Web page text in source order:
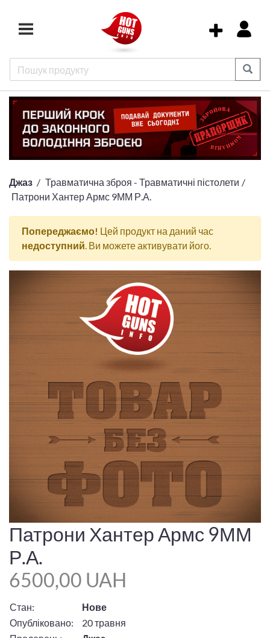
Джаз
Травматична зброя - Травматичні пістолети
Патрони Хантер Армс 9ММ Р.А.
Попереджаємо! Цей продукт на даний час
недоступний. Ви можете активувати його.
Патрони Хантер Армс 9ММ
Р.А.
6500,00 UAH
Стан:
Нове
Опубліковано:
20 травня